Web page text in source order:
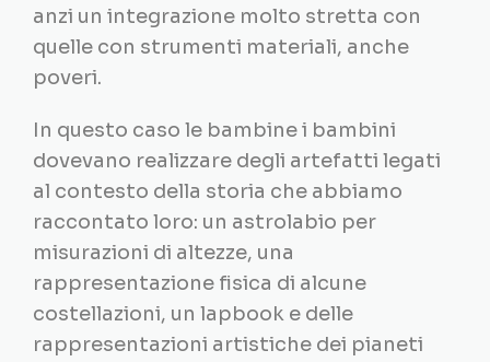
anzi un integrazione molto stretta con
quelle con strumenti materiali, anche
poveri.
In questo caso le bambine i bambini
dovevano realizzare degli artefatti legati
al contesto della storia che abbiamo
raccontato loro: un astrolabio per
misurazioni di altezze, una
rappresentazione fisica di alcune
costellazioni, un lapbook e delle
rappresentazioni artistiche dei pianeti